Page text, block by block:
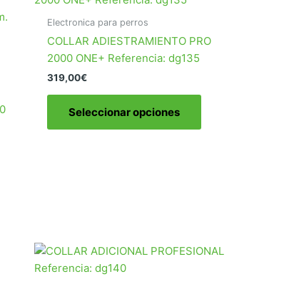
Electronica para perros
COLLAR ADIESTRAMIENTO PRO
2000 ONE+ Referencia: dg135
319,00€
Seleccionar opciones
Este
tiene
elegir